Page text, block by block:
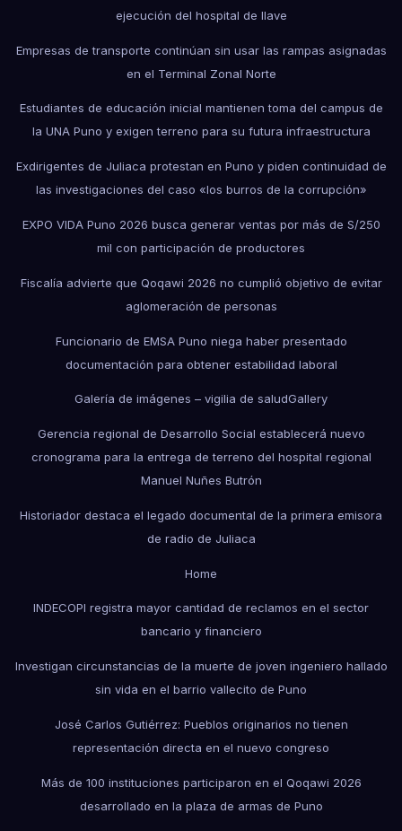
ejecución del hospital de Ilave
Empresas de transporte continúan sin usar las rampas asignadas
en el Terminal Zonal Norte
Estudiantes de educación inicial mantienen toma del campus de
la UNA Puno y exigen terreno para su futura infraestructura
Exdirigentes de Juliaca protestan en Puno y piden continuidad de
las investigaciones del caso «los burros de la corrupción»
EXPO VIDA Puno 2026 busca generar ventas por más de S/250
mil con participación de productores
Fiscalía advierte que Qoqawi 2026 no cumplió objetivo de evitar
aglomeración de personas
Funcionario de EMSA Puno niega haber presentado
documentación para obtener estabilidad laboral
Galería de imágenes – vigilia de saludGallery
Gerencia regional de Desarrollo Social establecerá nuevo
cronograma para la entrega de terreno del hospital regional
Manuel Nuñes Butrón
Historiador destaca el legado documental de la primera emisora
de radio de Juliaca
Home
INDECOPI registra mayor cantidad de reclamos en el sector
bancario y financiero
Investigan circunstancias de la muerte de joven ingeniero hallado
sin vida en el barrio vallecito de Puno
José Carlos Gutiérrez: Pueblos originarios no tienen
representación directa en el nuevo congreso
Más de 100 instituciones participaron en el Qoqawi 2026
desarrollado en la plaza de armas de Puno